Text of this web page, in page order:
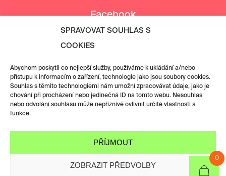
SPRAVOVAT SOUHLAS S
COOKIES
Abychom poskytli co nejlepší služby, používáme k ukládání a/nebo
přístupu k informacím o zařízení, technologie jako jsou soubory cookies.
Souhlas s těmito technologiemi nám umožní zpracovávat údaje, jako je
chování při procházení nebo jedinečná ID na tomto webu. Nesouhlas
nebo odvolání souhlasu může nepříznivě ovlivnit určité vlastnosti a
funkce.
PŘÍJMOUT
ZOBRAZIT PŘEDVOLBY
Facebook
Instagram
0